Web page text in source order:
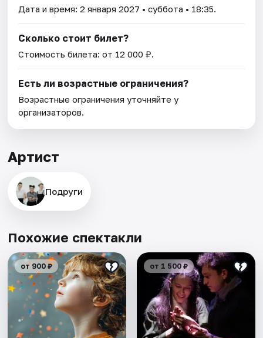
Дата и время:2 января 2027 • суббота • 18:35.
Сколько стоит билет?
Стоимость билета: от 12 000 ₽.
Есть ли возрастные ограничения?
Возрастные ограничения уточняйте у
организаторов.
Артист
Подруги
Похожие спектакли
от 900 ₽ от 1 500 ₽